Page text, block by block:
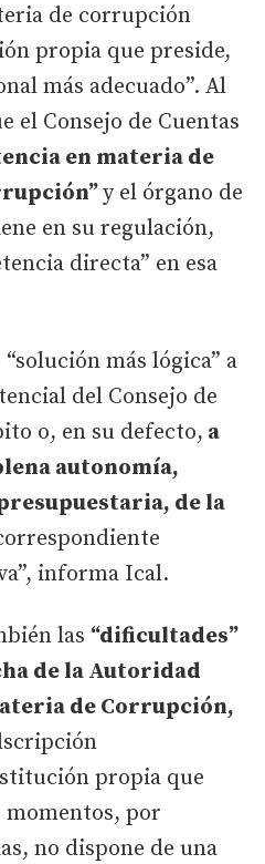
de corrupción
propia que preside,
más adecuado”. Al
el Consejo de Cuentas
en materia de
y el órgano de
en su regulación,
directa” en esa
más lógica” a
del Consejo de
o, en su defecto, a
autonomía,
de la
informa Ical.
las “dificultades”
de la Autoridad
de Corrupción,
propia que
momentos, por
no dispone de una